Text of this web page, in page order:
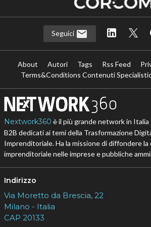
Seguici
About Autori Tags Rss Feed
Terms&Conditions Contenuti
Nextwork360 è il più grande network in
B2B dedicati ai temi della Trasformazione
Imprenditoriale. Ha la missione di diffondere
imprenditoriale nelle imprese e pubbliche
Indirizzo
Via Moretto da Brescia, 22
Milano - Italia
CAP 20133